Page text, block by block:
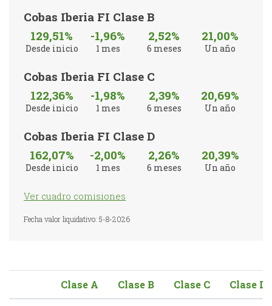
Cobas Iberia FI Clase B
129,51%
Desde inicio
-1,96%
1 mes
2,52%
6 meses
21,00%
Un año
Cobas Iberia FI Clase C
122,36%
Desde inicio
-1,98%
1 mes
2,39%
6 meses
20,69%
Un año
Cobas Iberia FI Clase D
162,07%
Desde inicio
-2,00%
1 mes
2,26%
6 meses
20,39%
Un año
Ver cuadro comisiones
Fecha valor liquidativo: 5-8-2026
Clase A Clase B Clase C Clase D